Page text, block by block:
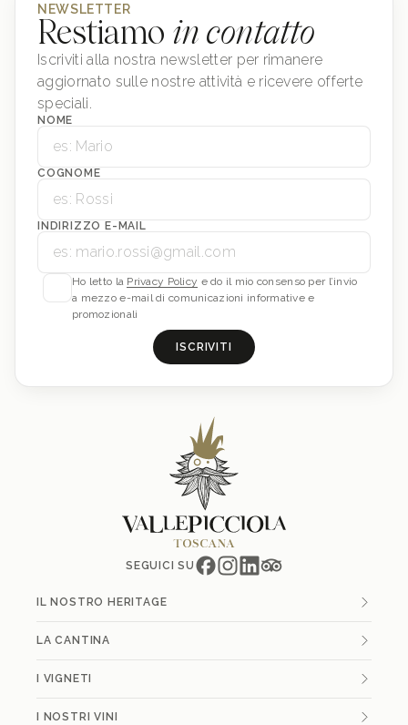
NEWSLETTER
Restiamo in contatto
Iscriviti alla nostra newsletter per rimanere
aggiornato sulle nostre attività e ricevere offerte
speciali.
NOME
COGNOME
INDIRIZZO E-MAIL
Ho letto la Privacy Policy e do il mio consenso per l’invio
a mezzo e-mail di comunicazioni informative e
promozionali
ISCRIVITI
SEGUICI SU
IL NOSTRO HERITAGE
LA CANTINA
I VIGNETI
I NOSTRI VINI